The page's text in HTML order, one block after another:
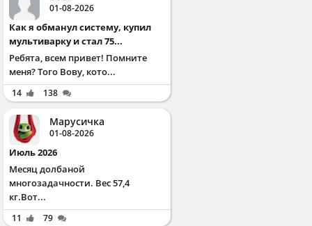
01-08-2026
Как я обманул систему, купил
мультиварку и стал 75...
Ребята, всем привет! Помните
меня? Того Вову, кото...
14 138
Марусичка
01-08-2026
Июль 2026
Месяц долбаной
многозадачности. Вес 57,4
кг.Вот...
11 79